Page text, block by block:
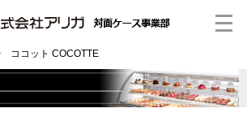
コット COCOTTE